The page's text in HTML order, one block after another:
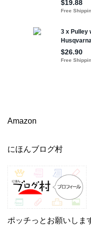
Amazon
にほんブログ村
ポッチっとお願いしま